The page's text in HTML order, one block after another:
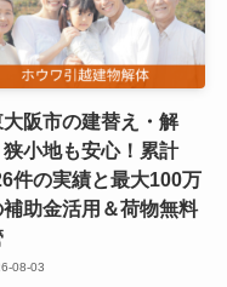
大阪市の建替え・解
小地も安心！累計
件の実績と最大100万
補助金活用＆荷物無料
08-03